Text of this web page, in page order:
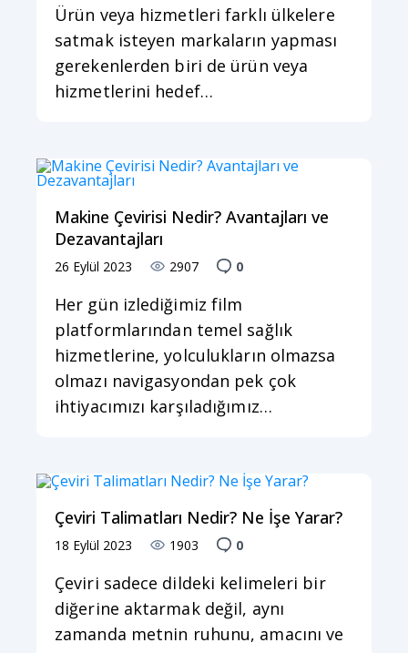
Ürün veya hizmetleri farklı ülkelere
satmak isteyen markaların yapması
gerekenlerden biri de ürün veya
hizmetlerini hedef…
Makine Çevirisi Nedir? Avantajları ve
Dezavantajları
26 Eylül 2023 2907 0
Her gün izlediğimiz film
platformlarından temel sağlık
hizmetlerine, yolculukların olmazsa
olmazı navigasyondan pek çok
ihtiyacımızı karşıladığımız…
Çeviri Talimatları Nedir? Ne İşe Yarar?
18 Eylül 2023 1903 0
Çeviri sadece dildeki kelimeleri bir
diğerine aktarmak değil, aynı
zamanda metnin ruhunu, amacını ve